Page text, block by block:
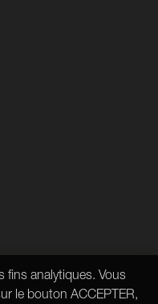
fins analytiques. Vous
le bouton ACCEPTER,